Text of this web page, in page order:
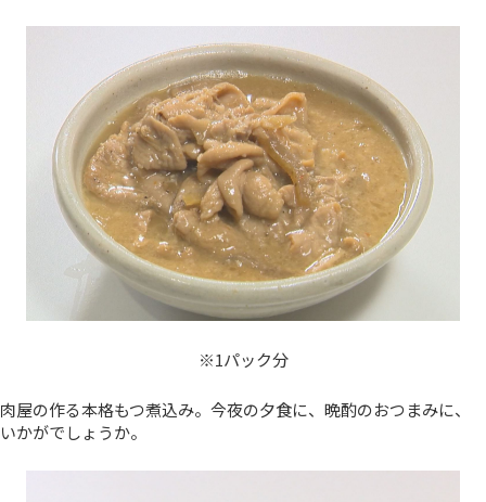
※1パック分
肉屋の作る本格もつ煮込み。今夜の夕食に、晩酌のおつまみに、
いかがでしょうか。